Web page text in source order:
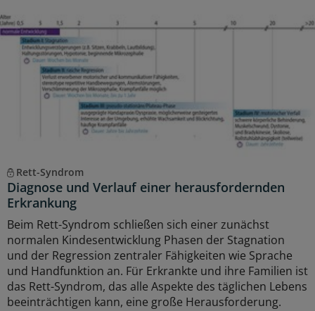
Rett-Syndrom
Diagnose und Verlauf einer herausfordernden
Erkrankung
Beim Rett-Syndrom schließen sich einer zunächst
normalen Kindesentwicklung Phasen der Stagnation
und der Regression zentraler Fähigkeiten wie Sprache
und Handfunktion an. Für Erkrankte und ihre Familien ist
das Rett-Syndrom, das alle Aspekte des täglichen Lebens
beeinträchtigen kann, eine große Herausforderung.